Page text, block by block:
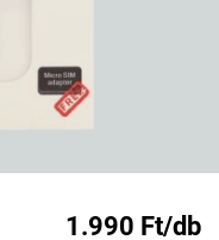
1.990 Ft/db